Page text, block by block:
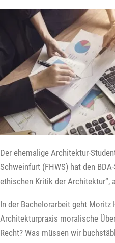
Der ehemalige Architektur-
Schweinfurt (FHWS) hat den
ethischen Kritik der Architektur“,
In der Bachelorarbeit geht Moritz
Architekturpraxis moralische
Recht? Was müssen wir